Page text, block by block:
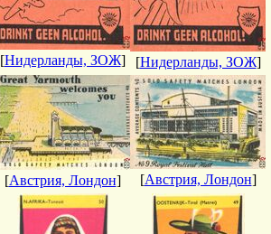
[Нидерланды, ЗОЖ] [Нидерланды, ЗОЖ]
[Австрия, Лондон] [Австрия, Лондон]